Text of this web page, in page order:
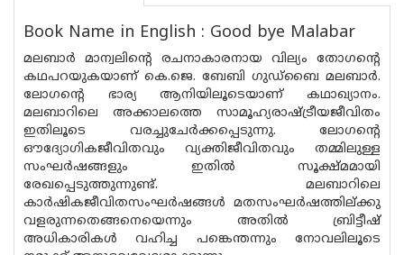
Book Name in English : Good bye Malabar
മലബാര്‍ മാന്വലിന്റെ രചനാകാരനായ വില്യം തോഗന്റെ
കഥപറയുകയാണ് കെ.ജെ. ബേബി ഗുഡ്‌ബൈ മലബാര്‍.
ലോഗന്റെ ഭാര്യ ആനിയിലൂടെയാണ് കഥാഖ്യാനം.
മലബാറിലെ അക്കാലത്തെ സാമൂഹ്യരാഷ്ട്രീയജീവിതം
ഇതിലൂടെ വരച്ചുചേര്‍ക്കപ്പെടുന്നു. ലോഗന്റെ
ഔദ്യോഗികജീവിതവും വ്യക്തിജീവിതവും തമ്മിലുള്ള
സംഘര്‍ഷങ്ങളും ഇതില്‍ സൂക്ഷ്മമായി
രേഖപ്പെടുത്തുന്നുണ്ട്. മലബാറിലെ
കാര്‍ഷികജീവിതസംഘര്‍ഷങ്ങള്‍ മതസംഘര്‍ഷത്തില്ക്കു
വളരുന്നതെങ്ങനെയെന്നും അതില്‍ ബ്രിട്ടീഷ്
അധികാരികള്‍ വഹിച്ച പങ്കെന്തന്നും നോവലിലൂടെ